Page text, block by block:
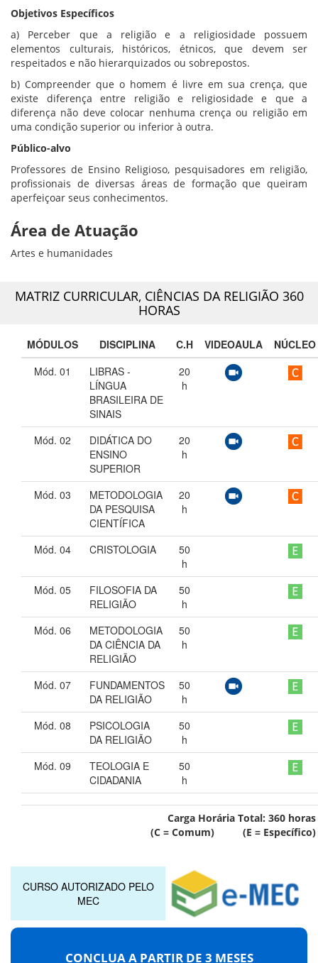
Objetivos Específicos
a) Perceber que a religião e a religiosidade possuem
elementos culturais, históricos, étnicos, que devem ser
respeitados e não hierarquizados ou sobrepostos.
b) Compreender que o homem é livre em sua crença, que
existe diferença entre religião e religiosidade e que a
diferença não deve colocar nenhuma crença ou religião em
uma condição superior ou inferior à outra.
Público-alvo
Professores de Ensino Religioso, pesquisadores em religião,
profissionais de diversas áreas de formação que queiram
aperfeiçoar seus conhecimentos.
Área de Atuação
Artes e humanidades
MATRIZ CURRICULAR, CIÊNCIAS DA RELIGIÃO 360
HORAS
MÓDULOS DISCIPLINA C.H VIDEOAULA
NÚCLEO
Mód. 01
LIBRAS -
LÍNGUA
BRASILEIRA DE
SINAIS
20
h
Mód. 02
DIDÁTICA DO
ENSINO
SUPERIOR
20
h
Mód. 03
METODOLOGIA
DA PESQUISA
CIENTÍFICA
20
h
Mód. 04 CRISTOLOGIA
50
h
Mód. 05
FILOSOFIA DA
RELIGIÃO
50
h
Mód. 06
METODOLOGIA
DA CIÊNCIA DA
RELIGIÃO
50
h
Mód. 07
FUNDAMENTOS
DA RELIGIÃO
50
h
Mód. 08
PSICOLOGIA
DA RELIGIÃO
50
h
Mód. 09
TEOLOGIA E
CIDADANIA
50
h
Carga Horária Total: 360 horas
(C = Comum) (E = Específico)
CURSO AUTORIZADO PELO
MEC
CONCLUA A PARTIR DE 3 MESES